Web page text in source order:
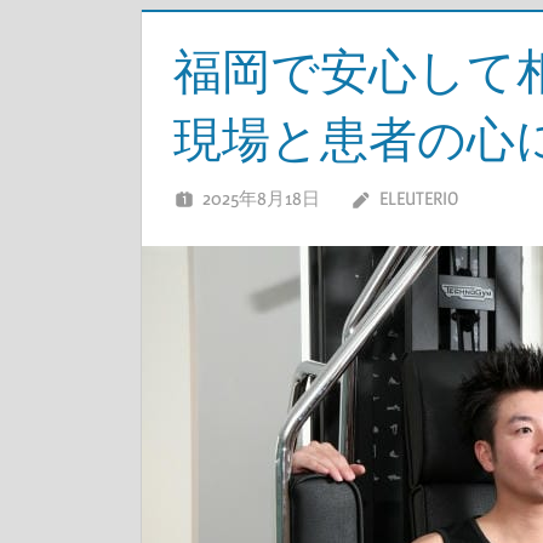
福岡で安心して
現場と患者の心
2025年8月18日 ELEUTERIO